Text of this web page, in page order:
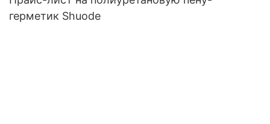
герметик Shuode